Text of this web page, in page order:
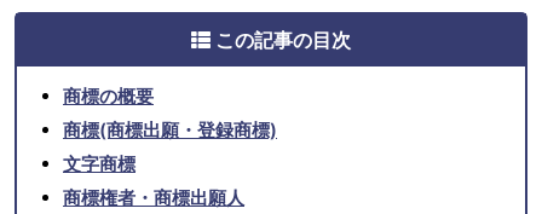
この記事の目次
商標の概要
商標(商標出願・登録商標)
文字商標
商標権者・商標出願人